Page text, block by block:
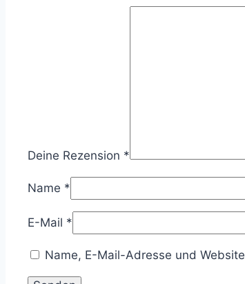
Deine Rezension *
Name *
E-Mail *
Name, E-Mail-Adresse und